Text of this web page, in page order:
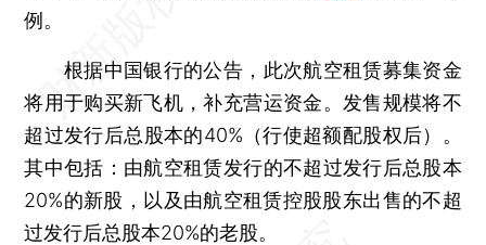
例。
根据中国银行的公告，此次航空租赁募集资金
将用于购买新飞机，补充营运资金。发售规模将不
超过发行后总股本的40%（行使超额配股权后）。
其中包括：由航空租赁发行的不超过发行后总股本
20%的新股，以及由航空租赁控股股东出售的不超
过发行后总股本20%的老股。